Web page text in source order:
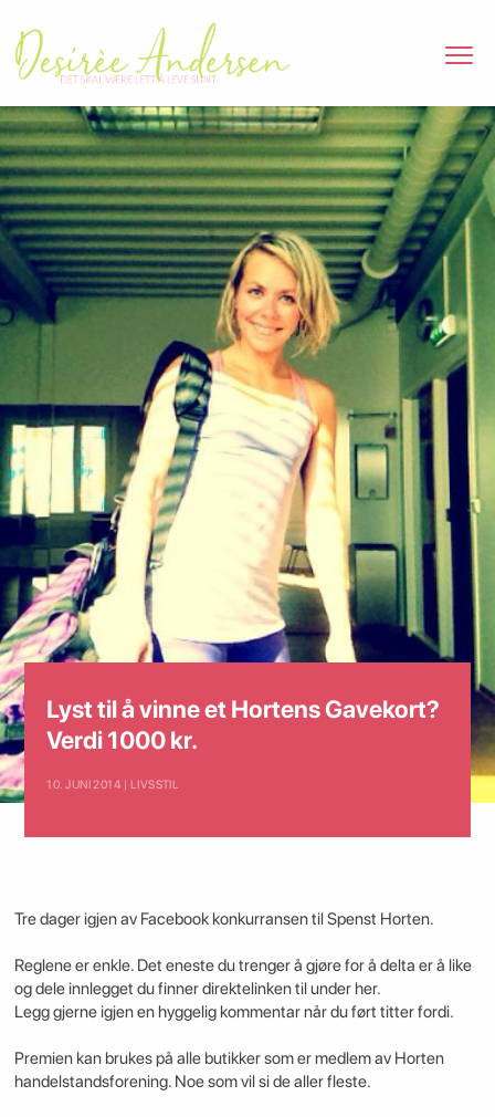
Lyst til å vinne et Hortens Gavekort?
Verdi 1000 kr.
10. JUNI 2014 | LIVSSTIL
Tre dager igjen av Facebook konkurransen til Spenst Horten.
Reglene er enkle. Det eneste du trenger å gjøre for å delta er å like
og dele innlegget du finner direktelinken til under her.
Legg gjerne igjen en hyggelig kommentar når du ført titter fordi.
Premien kan brukes på alle butikker som er medlem av Horten
handelstandsforening. Noe som vil si de aller fleste.